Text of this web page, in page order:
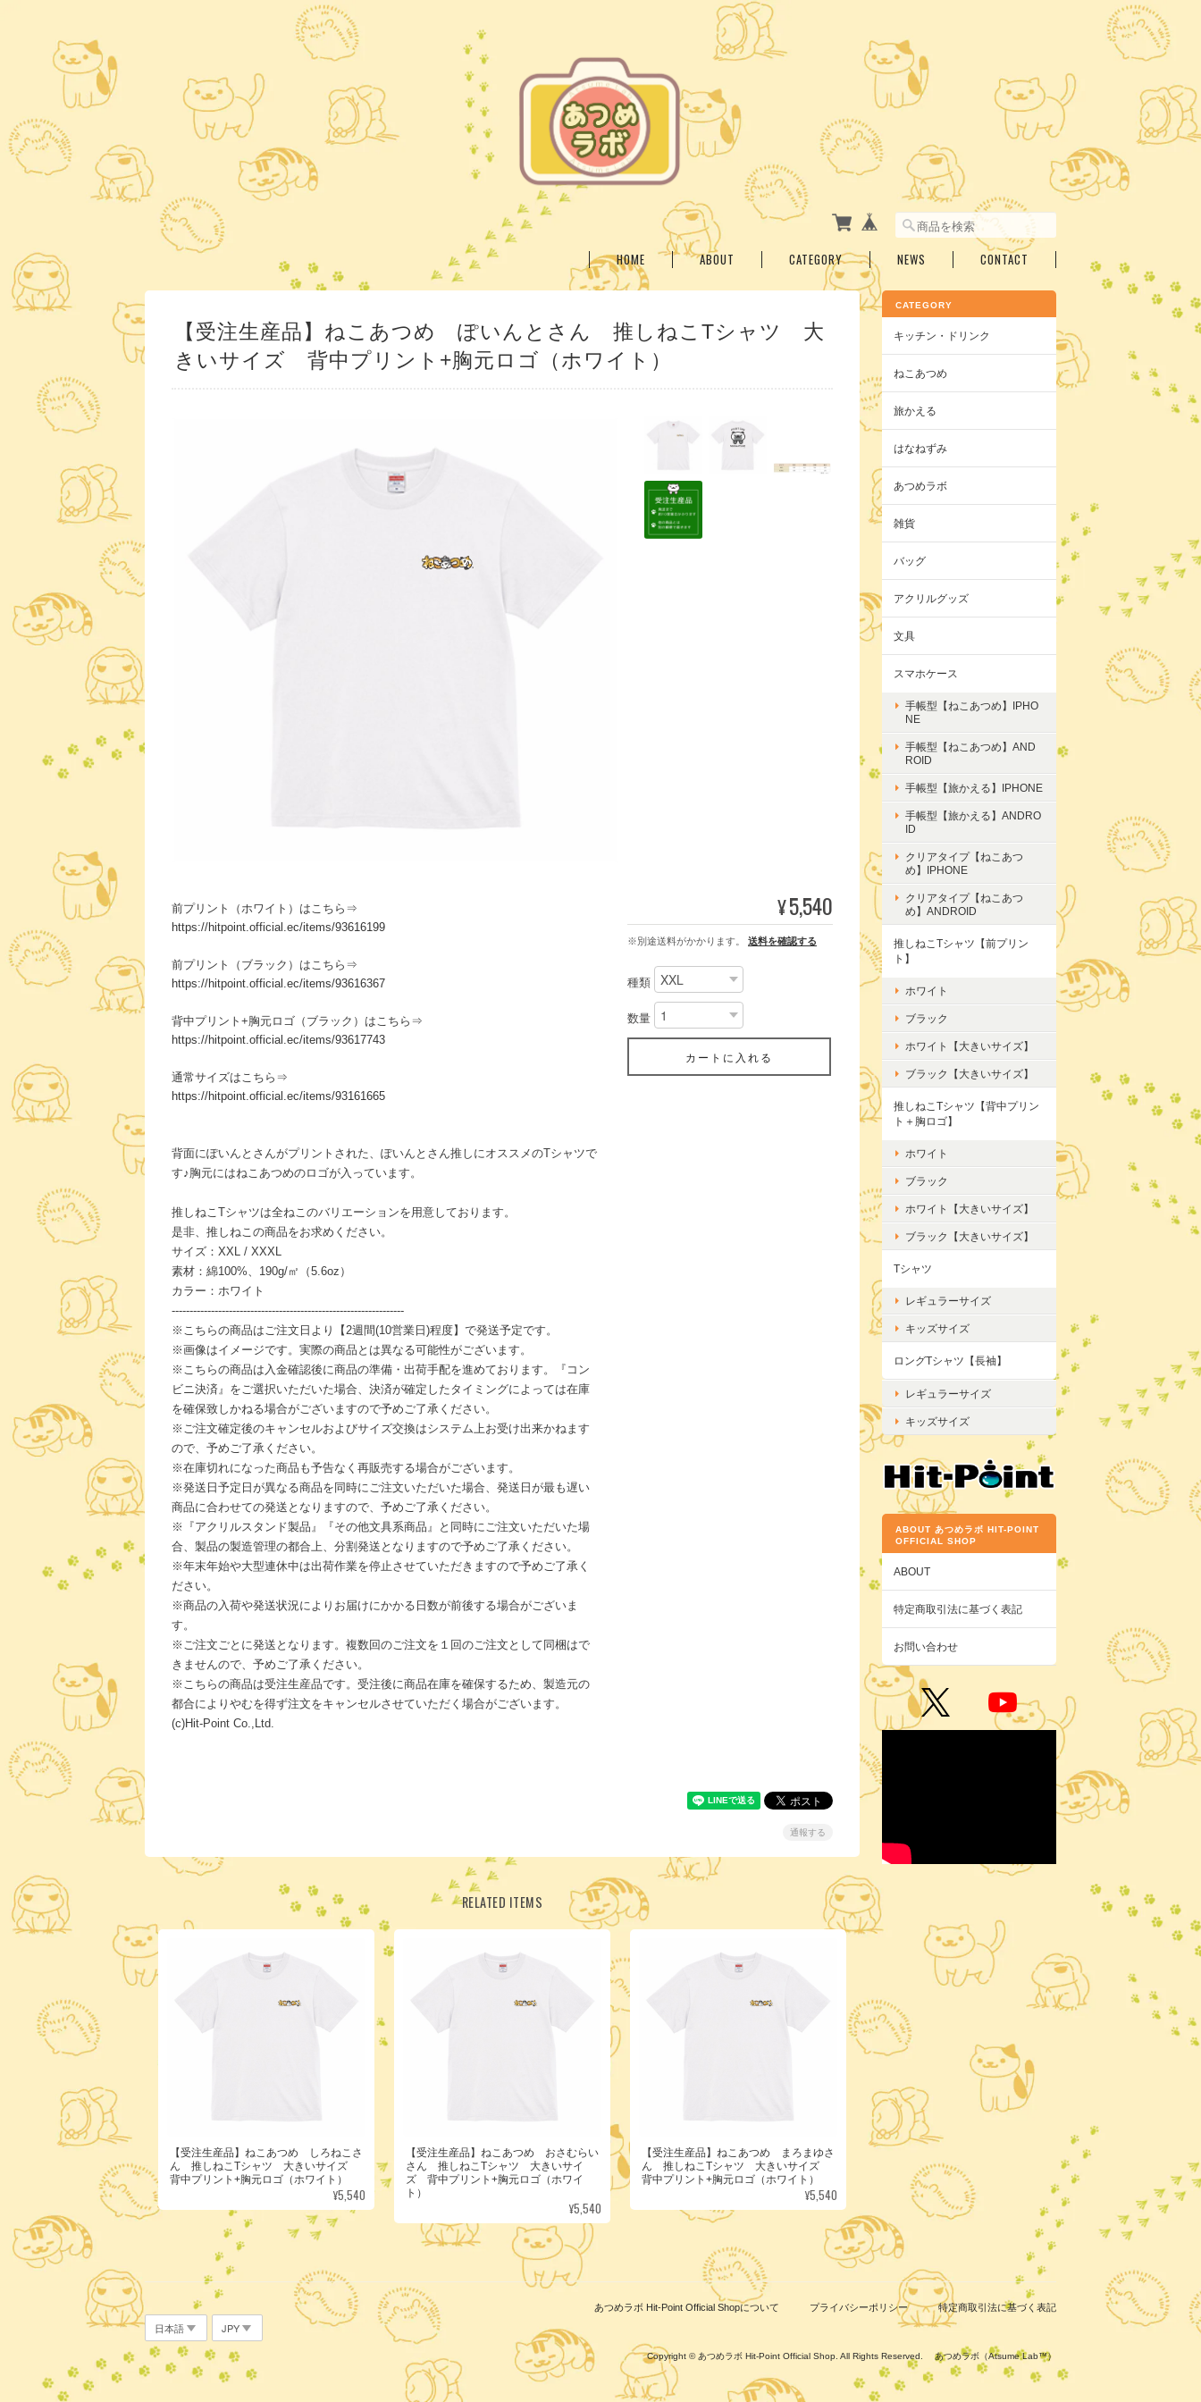
HOME ABOUT CATEGORY NEWS CONTACT
【受注生産品】ねこあつめ ぽいんとさん 推しねこTシャツ 大
きいサイズ 背中プリント+胸元ロゴ（ホワイト）
前プリント（ホワイト）はこちら⇒
https://hitpoint.official.ec/items/93616199
前プリント（ブラック）はこちら⇒
https://hitpoint.official.ec/items/93616367
背中プリント+胸元ロゴ（ブラック）はこちら⇒
https://hitpoint.official.ec/items/93617743
通常サイズはこちら⇒
https://hitpoint.official.ec/items/93161665
背面にぽいんとさんがプリントされた、ぽいんとさん推しにオススメのTシャツで
す♪胸元にはねこあつめのロゴが入っています。
推しねこTシャツは全ねこのバリエーションを用意しております。
是非、推しねこの商品をお求めください。
サイズ：XXL / XXXL
素材：綿100%、190g/㎡（5.6oz）
カラー：ホワイト
-----------------------------------------------------------------
※こちらの商品はご注文日より【2週間(10営業日)程度】で発送予定です。
※画像はイメージです。実際の商品とは異なる可能性がございます。
※こちらの商品は入金確認後に商品の準備・出荷手配を進めております。『コン
ビニ決済』をご選択いただいた場合、決済が確定したタイミングによっては在庫
を確保致しかねる場合がございますので予めご了承ください。
※ご注文確定後のキャンセルおよびサイズ交換はシステム上お受け出来かねます
ので、予めご了承ください。
※在庫切れになった商品も予告なく再販売する場合がございます。
※発送日予定日が異なる商品を同時にご注文いただいた場合、発送日が最も遅い
商品に合わせての発送となりますので、予めご了承ください。
※『アクリルスタンド製品』『その他文具系商品』と同時にご注文いただいた場
合、製品の製造管理の都合上、分割発送となりますので予めご了承ください。
※年末年始や大型連休中は出荷作業を停止させていただきますので予めご了承く
ださい。
※商品の入荷や発送状況によりお届けにかかる日数が前後する場合がございま
す。
※ご注文ごとに発送となります。複数回のご注文を１回のご注文として同梱はで
きませんので、予めご了承ください。
※こちらの商品は受注生産品です。受注後に商品在庫を確保するため、製造元の
都合によりやむを得ず注文をキャンセルさせていただく場合がございます。
(c)Hit-Point Co.,Ltd.
¥5,540
※別途送料がかかります。 送料を確認する
種類
数量
カートに入れる
通報する
RELATED ITEMS
【受注生産品】ねこあつめ しろねこさ
ん 推しねこTシャツ 大きいサイズ
背中プリント+胸元ロゴ（ホワイト）
¥5,540
【受注生産品】ねこあつめ おさむらい
さん 推しねこTシャツ 大きいサイ
ズ 背中プリント+胸元ロゴ（ホワイ
ト）
¥5,540
【受注生産品】ねこあつめ まろまゆさ
ん 推しねこTシャツ 大きいサイズ
背中プリント+胸元ロゴ（ホワイト）
¥5,540
CATEGORY
キッチン・ドリンク
ねこあつめ
旅かえる
はなねずみ
あつめラボ
雑貨
バッグ
アクリルグッズ
文具
スマホケース
手帳型【ねこあつめ】IPHO
NE
手帳型【ねこあつめ】AND
ROID
手帳型【旅かえる】IPHONE
手帳型【旅かえる】ANDRO
ID
クリアタイプ【ねこあつ
め】IPHONE
クリアタイプ【ねこあつ
め】ANDROID
推しねこTシャツ【前プリン
ト】
ホワイト
ブラック
ホワイト【大きいサイズ】
ブラック【大きいサイズ】
推しねこTシャツ【背中プリン
ト＋胸ロゴ】
ホワイト
ブラック
ホワイト【大きいサイズ】
ブラック【大きいサイズ】
Tシャツ
レギュラーサイズ
キッズサイズ
ロングTシャツ【長袖】
レギュラーサイズ
キッズサイズ
ABOUT あつめラボ HIT-POINT
OFFICIAL SHOP
ABOUT
特定商取引法に基づく表記
お問い合わせ
あつめラボ Hit-Point Official Shopについて プライバシーポリシー 特定商取引法に基づく表記
Copyright © あつめラボ Hit-Point Official Shop. All Rights Reserved. あつめラボ（Atsume Lab™）